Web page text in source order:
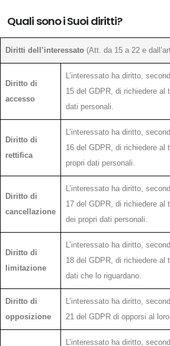
Quali sono i Suoi diritti?
Diritti dell’interessato (Att. da 15 a 22 e
Diritto di
accesso
L’interessato ha diritto,
15 del GDPR, di richiedere al
dati personali.
Diritto di
rettifica
L’interessato ha diritto,
16 del GDPR, di richiedere al
propri dati personali.
Diritto di
cancellazione
L’interessato ha diritto,
17 del GDPR, di richiedere al
dei propri dati personali.
Diritto di
limitazione
L’interessato ha diritto,
18 del GDPR, di richiedere al
dati che lo riguardano.
Diritto di
opposizione
L’interessato ha diritto,
21 del GDPR di opporsi al
L’interessato ha diritto,